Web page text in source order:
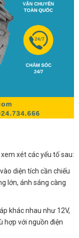
xét các yếu tố sau:
diện tích cần chiếu
lớn, ánh sáng càng
khác nhau như 12V,
hợp với nguồn điện